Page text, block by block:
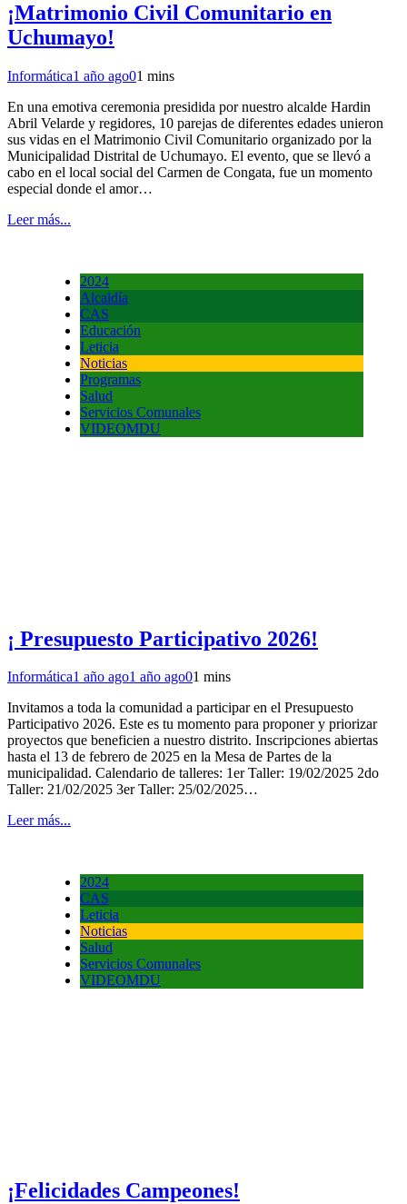
¡Matrimonio Civil Comunitario en
Uchumayo!
Informática1 año ago01 mins
En una emotiva ceremonia presidida por nuestro alcalde Hardin
Abril Velarde y regidores, 10 parejas de diferentes edades unieron
sus vidas en el Matrimonio Civil Comunitario organizado por la
Municipalidad Distrital de Uchumayo. El evento, que se llevó a
cabo en el local social del Carmen de Congata, fue un momento
especial donde el amor…
Leer más...
2024
Alcaldía
CAS
Educación
Leticia
Noticias
Programas
Salud
Servicios Comunales
VIDEOMDU
¡ Presupuesto Participativo 2026!
Informática1 año ago1 año ago01 mins
Invitamos a toda la comunidad a participar en el Presupuesto
Participativo 2026. Este es tu momento para proponer y priorizar
proyectos que beneficien a nuestro distrito. Inscripciones abiertas
hasta el 13 de febrero de 2025 en la Mesa de Partes de la
municipalidad. Calendario de talleres: 1er Taller: 19/02/2025 2do
Taller: 21/02/2025 3er Taller: 25/02/2025…
Leer más...
2024
CAS
Leticia
Noticias
Salud
Servicios Comunales
VIDEOMDU
¡Felicidades Campeones!